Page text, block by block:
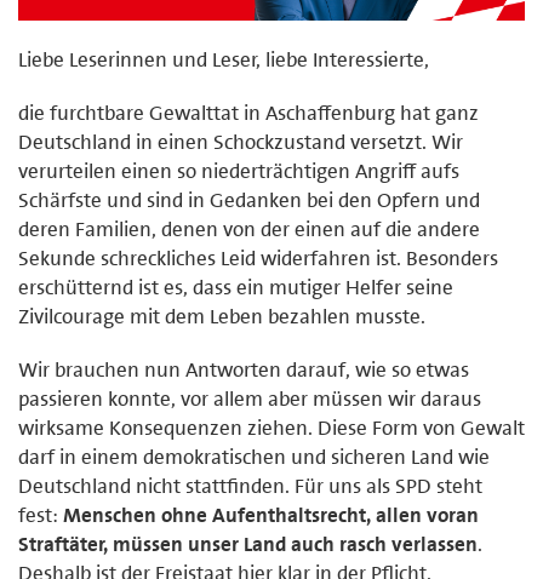
Liebe Leserinnen und Leser, liebe Interessierte,
die furchtbare Gewalttat in Aschaffenburg hat ganz
Deutschland in einen Schockzustand versetzt. Wir
verurteilen einen so niederträchtigen Angriff aufs
Schärfste und sind in Gedanken bei den Opfern und
deren Familien, denen von der einen auf die andere
Sekunde schreckliches Leid widerfahren ist. Besonders
erschütternd ist es, dass ein mutiger Helfer seine
Zivilcourage mit dem Leben bezahlen musste.
Wir brauchen nun Antworten darauf, wie so etwas
passieren konnte, vor allem aber müssen wir daraus
wirksame Konsequenzen ziehen. Diese Form von Gewalt
darf in einem demokratischen und sicheren Land wie
Deutschland nicht stattfinden. Für uns als SPD steht
fest: Menschen ohne Aufenthaltsrecht, allen voran
Straftäter, müssen unser Land auch rasch verlassen.
Deshalb ist der Freistaat hier klar in der Pflicht.